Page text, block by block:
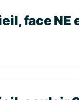
face NE